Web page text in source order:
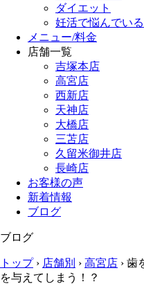
ダイエット
妊活で悩んでいる
メニュー/料金
店舗一覧
吉塚本店
高宮店
西新店
天神店
大橋店
三苫店
久留米御井店
長崎店
お客様の声
新着情報
ブログ
ブログ
トップ› 店舗別 › 高宮店 › 歯
を与えてしまう！？